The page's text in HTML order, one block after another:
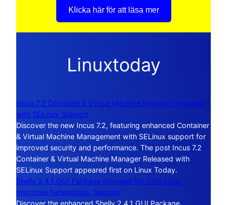
Klicka här för att läsa mer
Linuxtoday
Incus 7.2 Container & Virtual Machine Manager Released
with SELinux Support
Discover the new Incus 7.2, featuring enhanced Container
& Virtual Machine Management with SELinux support for
improved security and performance. The post Incus 7.2
Container & Virtual Machine Manager Released with
SELinux Support appeared first on Linux Today.
Shelly 2.4.1 GUI Package Manager for Arch Linux
Improves Networking, Security
Discover the enhanced Shelly 2.4.1 GUI Package